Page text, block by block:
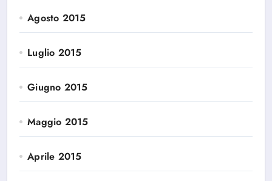
Agosto 2015
Luglio 2015
Giugno 2015
Maggio 2015
Aprile 2015